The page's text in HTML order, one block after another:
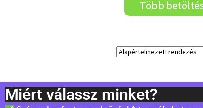
Több
Miért válassz minket?